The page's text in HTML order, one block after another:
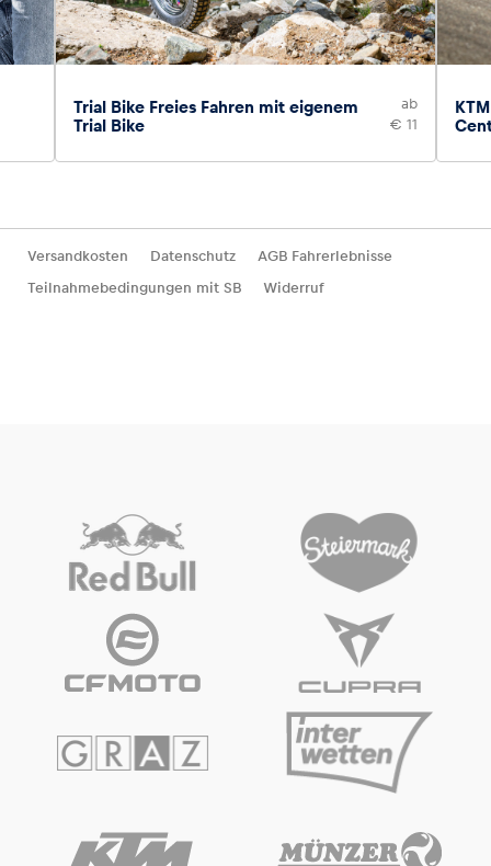
Trial Bike Freies Fahren mit eigenem
Trial Bike
ab
€ 11
Versandkosten Datenschutz
AGB Fahrerlebnisse
Teilnahmebedingungen mit SB
Widerruf